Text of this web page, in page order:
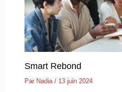
Smart Rebond
Par Nadia / 13 juin 2024